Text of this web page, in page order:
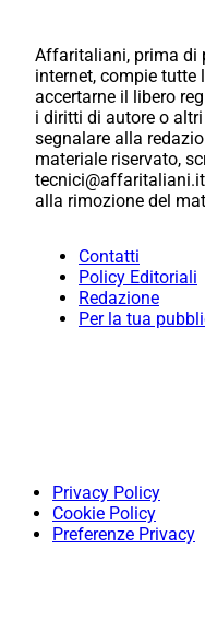
Affaritaliani, prima di
internet, compie tutte
accertarne il libero
i diritti di autore o
segnalare alla
materiale riservato,
alla rimozione del
Contatti
Policy Editoriali
Redazione
Per la tua
Privacy Policy
Cookie Policy
Preferenze Privacy